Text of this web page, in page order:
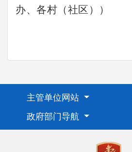
办、各村（社区）
）
主管单位网站
政府部门导航